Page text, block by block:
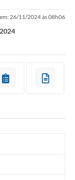
26/11/2024 às 08h06